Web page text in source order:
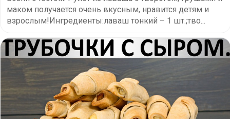
маком получается очень вкусным, нравится детям и
взрослым!Ингредиенты:лаваш тонкий – 1 шт.;тво...